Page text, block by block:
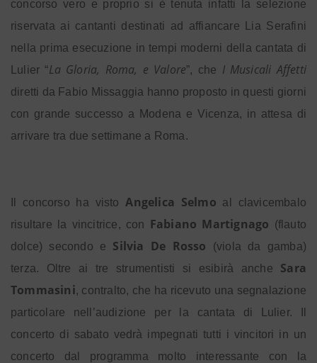
concorso vero e proprio si è tenuta infatti la selezione
riservata ai cantanti destinati ad affiancare Lia Serafini
nella prima esecuzione in tempi moderni della cantata di
Lulier “La Gloria, Roma, e Valore”, che I Musicali Affetti
diretti da Fabio Missaggia hanno proposto in questi giorni
con grande successo a Modena e Vicenza, in attesa di
arrivare tra due settimane a Roma.
Il concorso ha visto Angelica Selmo al clavicembalo
risultare la vincitrice, con Fabiano Martignago (flauto
dolce) secondo e Silvia De Rosso (viola da gamba)
terza. Oltre ai tre strumentisti si esibirà anche Sara
Tommasini, contralto, che ha ricevuto una segnalazione
particolare nell’audizione per la cantata di Lulier. Il
concerto di sabato vedrà impegnati tutti i vincitori in un
concerto dal programma molto interessante con la